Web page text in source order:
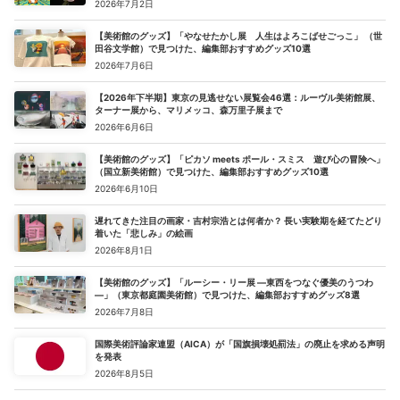
2026年7月2日
【美術館のグッズ】「やなせたかし展 人生はよろこばせごっこ」 （世
田谷文学館）で見つけた、編集部おすすめグッズ10選
2026年7月6日
【2026年下半期】東京の見逃せない展覧会46選：ルーヴル美術館展、
ターナー展から、マリメッコ、森万里子展まで
2026年6月6日
【美術館のグッズ】「ピカソ meets ポール・スミス 遊び心の冒険へ」
（国立新美術館）で見つけた、編集部おすすめグッズ10選
2026年6月10日
遅れてきた注目の画家・吉村宗浩とは何者か？ 長い実験期を経てたどり
着いた「悲しみ」の絵画
2026年8月1日
【美術館のグッズ】「ルーシー・リー展 ―東西をつなぐ優美のうつわ
―」（東京都庭園美術館）で見つけた、編集部おすすめグッズ8選
2026年7月8日
国際美術評論家連盟（AICA）が「国旗損壊処罰法」の廃止を求める声明
を発表
2026年8月5日